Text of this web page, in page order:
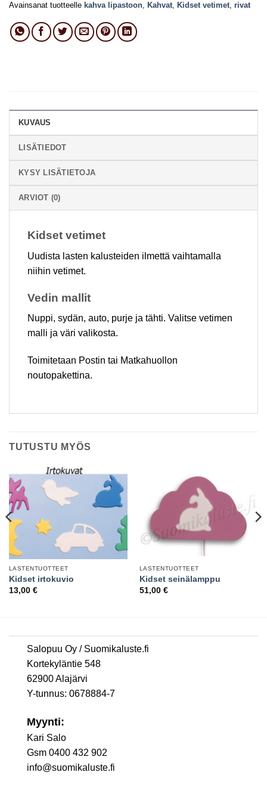
Avainsanat tuotteelle kahva lipastoon, Kahvat, Kidset vetimet, rivat
KUVAUS
LISÄTIEDOT
KYSY LISÄTIETOJA
ARVIOT (0)
Kidset vetimet
Uudista lasten kalusteiden ilmettä vaihtamalla
niihin vetimet.
Vedin mallit
Nuppi, sydän, auto, purje ja tähti. Valitse vetimen
malli ja väri valikosta.
Toimitetaan Postin tai Matkahuollon
noutopakettina.
TUTUSTU MYÖS
LASTENTUOTTEET
Kidset irtokuvio
13,00 €
LASTENTUOTTEET
Kidset seinälamppu
51,00 €
Salopuu Oy / Suomikaluste.fi
Kortekyläntie 548
62900 Alajärvi
Y-tunnus: 0678884-7
Myynti:
Kari Salo
Gsm 0400 432 902
info@suomikaluste.fi